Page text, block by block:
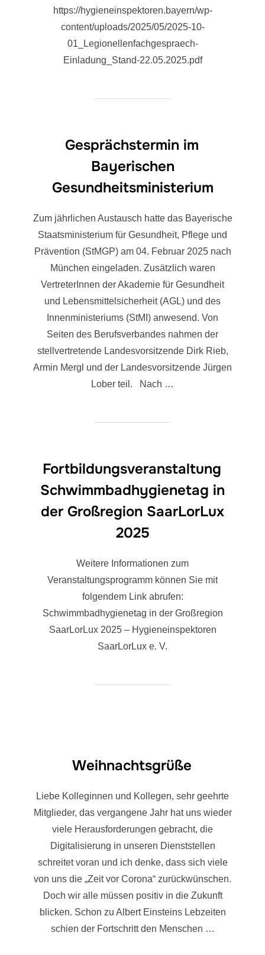
https://hygieneinspektoren.bayern/wp-
content/uploads/2025/05/2025-10-
01_Legionellenfachgespraech-
Einladung_Stand-22.05.2025.pdf
Gesprächstermin im
Bayerischen
Gesundheitsministerium
Zum jährlichen Austausch hatte das Bayerische
Staatsministerium für Gesundheit, Pflege und
Prävention (StMGP) am 04. Februar 2025 nach
München eingeladen. Zusätzlich waren
VertreterInnen der Akademie für Gesundheit
und Lebensmittelsicherheit (AGL) und des
Innenministeriums (StMI) anwesend. Von
Seiten des Berufsverbandes nahmen der
stellvertretende Landesvorsitzende Dirk Rieb,
Armin Mergl und der Landesvorsitzende Jürgen
Lober teil. Nach …
Fortbildungsveranstaltung
Schwimmbadhygienetag in
der Großregion SaarLorLux
2025
Weitere Informationen zum
Veranstaltungsprogramm können Sie mit
folgendem Link abrufen:
Schwimmbadhygienetag in der Großregion
SaarLorLux 2025 – Hygieneinspektoren
SaarLorLux e. V.
Weihnachtsgrüße
Liebe Kolleginnen und Kollegen, sehr geehrte
Mitglieder, das vergangene Jahr hat uns wieder
viele Herausforderungen gebracht, die
Digitalisierung in unseren Dienststellen
schreitet voran und ich denke, dass sich viele
von uns die „Zeit vor Corona“ zurückwünschen.
Doch wir alle müssen positiv in die Zukunft
blicken. Schon zu Albert Einsteins Lebzeiten
schien der Fortschritt den Menschen …